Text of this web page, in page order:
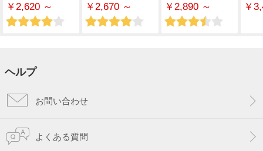
￥2,620 ～ ￥2,670 ～ ￥2,890 ～ ￥
ヘルプ
お問い合わせ
よくある質問